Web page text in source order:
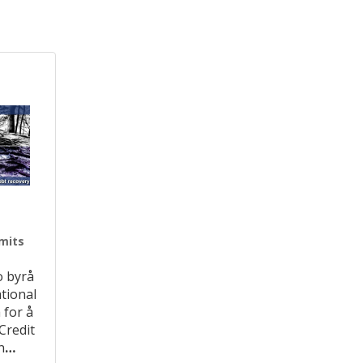
byrå
for å
…